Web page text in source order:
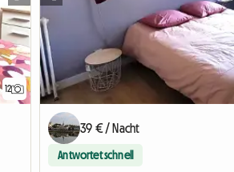
12
39 € / Nacht
Antwortet schnell